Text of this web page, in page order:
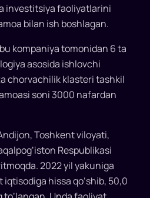
investitsiya faoliyatlarini
bilan ish boshlagan.
kompaniya tomonidan 6 ta
asosida ishlovchi
chorvachilik klasteri tashkil
soni 3000 nafardan
Toshkent viloyati,
Respublikasi
2022 yil yakuniga
iqtisodiga hissa qo‘shib, 50,0